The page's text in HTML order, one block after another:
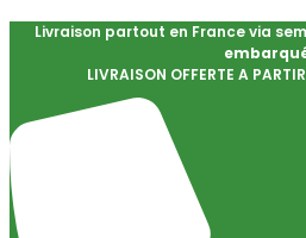
Livraison partout en France via
LIVRAISON OFFERTE A